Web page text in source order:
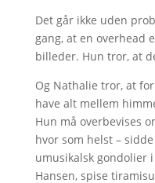
Det går ikke uden
gang, at en overhead
billeder. Hun tror, at
Og Nathalie tror, at
have alt mellem
Hun må overbevises
hvor som helst –
umusikalsk gondolier
Hansen, spise